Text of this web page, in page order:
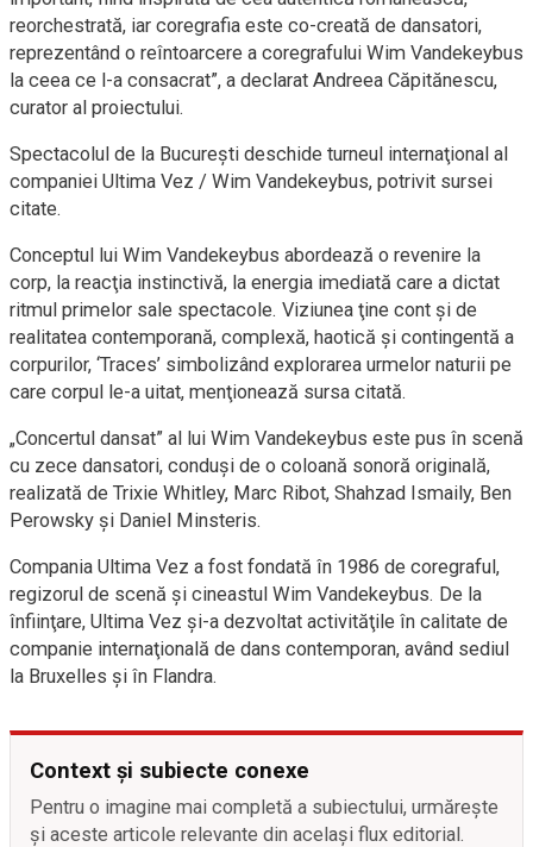
reorchestrată, iar coregrafia este co-creată de dansatori,
reprezentând o reîntoarcere a coregrafului Wim Vandekeybus
la ceea ce l-a consacrat”, a declarat Andreea Căpitănescu,
curator al proiectului.
Spectacolul de la Bucureşti deschide turneul internaţional al
companiei Ultima Vez / Wim Vandekeybus, potrivit sursei
citate.
Conceptul lui Wim Vandekeybus abordează o revenire la
corp, la reacţia instinctivă, la energia imediată care a dictat
ritmul primelor sale spectacole. Viziunea ţine cont şi de
realitatea contemporană, complexă, haotică şi contingentă a
corpurilor, ‘Traces’ simbolizând explorarea urmelor naturii pe
care corpul le-a uitat, menţionează sursa citată.
„Concertul dansat” al lui Wim Vandekeybus este pus în scenă
cu zece dansatori, conduşi de o coloană sonoră originală,
realizată de Trixie Whitley, Marc Ribot, Shahzad Ismaily, Ben
Perowsky şi Daniel Minsteris.
Compania Ultima Vez a fost fondată în 1986 de coregraful,
regizorul de scenă şi cineastul Wim Vandekeybus. De la
înfiinţare, Ultima Vez şi-a dezvoltat activităţile în calitate de
companie internaţională de dans contemporan, având sediul
la Bruxelles şi în Flandra.
Context și subiecte conexe
Pentru o imagine mai completă a subiectului, urmărește
și aceste articole relevante din același flux editorial.